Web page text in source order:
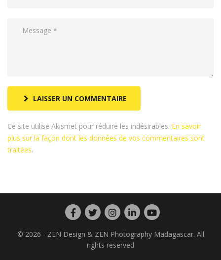
LAISSER UN COMMENTAIRE
Ce site utilise Akismet pour réduire les indésirables. En savoir
plus sur la façon dont les données de vos commentaires sont
traitées.
© 2026 - ZEN Design & ZEN Photography Madagascar. All
rights reserved